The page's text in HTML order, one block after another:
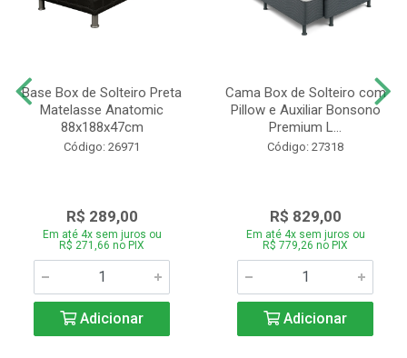
Base Box de Solteiro Preta
Matelasse Anatomic
88x188x47cm
Código: 26971
R$ 289,00
Em até 4x sem juros ou
R$ 271,66 no PIX
Adicionar
Cama Box de Solteiro com
Pillow e Auxiliar Bonsono
Premium L...
Código: 27318
R$ 829,00
Em até 4x sem juros ou
R$ 779,26 no PIX
Adicionar